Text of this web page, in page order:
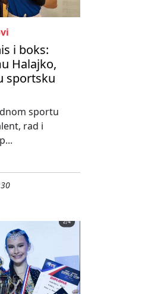
i boks:
Halajko,
sportsku
sportu
rad i